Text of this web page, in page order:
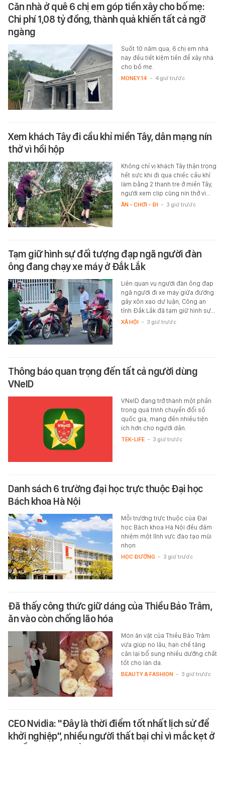
Căn nhà ở quê 6 chị em góp tiền xây cho bố mẹ:
Chi phí 1,08 tỷ đồng, thành quả khiến tất cả ngỡ
ngàng
Suốt 10 năm qua, 6 chị em nhà
này đều tiết kiệm tiền để xây nhà
cho bố mẹ.
MONEY.14 - 4 giờ trước
Xem khách Tây đi cầu khỉ miền Tây, dân mạng nín
thở vì hồi hộp
Không chỉ vị khách Tây thận trọng
hết sức khi đi qua chiếc cầu khỉ
làm bằng 2 thanh tre ở miền Tây,
người xem clip cũng nín thở vì…
ĂN - CHƠI - ĐI - 3 giờ trước
Tạm giữ hình sự đối tượng đạp ngã người đàn
ông đang chạy xe máy ở Đắk Lắk
Liên quan vụ người đàn ông đạp
ngã người đi xe máy giữa đường
gây xôn xao dư luận, Công an
tỉnh Đắk Lắk đã tạm giữ hình sự…
XÃ HỘI - 3 giờ trước
Thông báo quan trọng đến tất cả người dùng
VNeID
VNeID đang trở thành một phần
trong quá trình chuyển đổi số
quốc gia, mang đến nhiều tiện
ích hơn cho người dân.
TEK-LIFE - 3 giờ trước
Danh sách 6 trường đại học trực thuộc Đại học
Bách khoa Hà Nội
Mỗi trường trực thuộc của Đại
học Bách khoa Hà Nội đều đảm
nhiệm một lĩnh vực đào tạo mũi
nhọn
HỌC ĐƯỜNG - 3 giờ trước
Đã thấy công thức giữ dáng của Thiều Bảo Trâm,
ăn vào còn chống lão hóa
Món ăn vặt của Thiều Bảo Trâm
vừa giúp no lâu, hạn chế tăng
cân lại bổ sung nhiều dưỡng chất
tốt cho làn da.
BEAUTY & FASHION - 3 giờ trước
CEO Nvidia: "Đây là thời điểm tốt nhất lịch sử để
khởi nghiệp", nhiều người thất bại chỉ vì mắc kẹt ở